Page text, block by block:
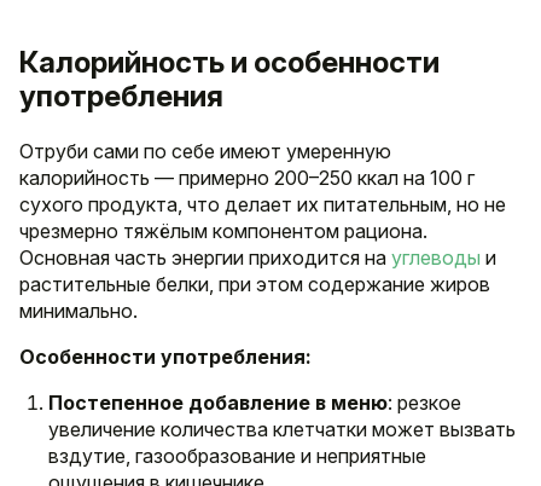
Калорийность и особенности
употребления
Отруби сами по себе имеют умеренную
калорийность — примерно 200–250 ккал на 100 г
сухого продукта, что делает их питательным, но не
чрезмерно тяжёлым компонентом рациона.
Основная часть энергии приходится на углеводы и
растительные белки, при этом содержание жиров
минимально.
Особенности употребления:
Постепенное добавление в меню: резкое
увеличение количества клетчатки может вызвать
вздутие, газообразование и неприятные